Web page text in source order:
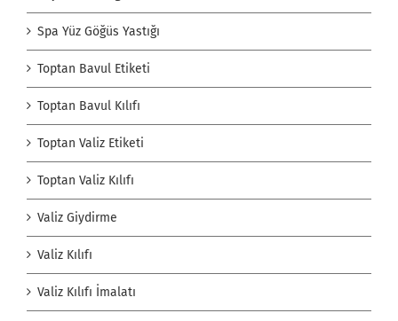
Spa Yüz Göğüs Yastığı
Toptan Bavul Etiketi
Toptan Bavul Kılıfı
Toptan Valiz Etiketi
Toptan Valiz Kılıfı
Valiz Giydirme
Valiz Kılıfı
Valiz Kılıfı İmalatı